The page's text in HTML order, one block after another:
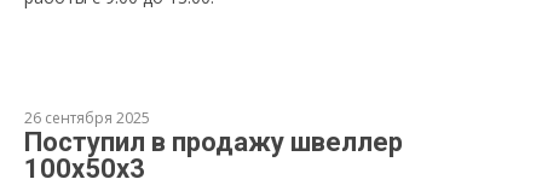
26 сентября 2025
Поступил в продажу швеллер
100х50х3